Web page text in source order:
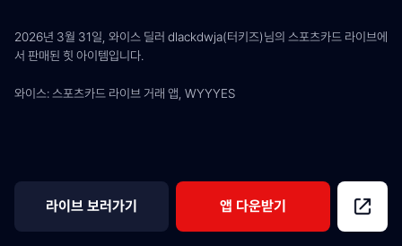
2026년 3월 31일, 와이스 딜러 dlackdwja(터키즈)님의 스포츠카드 라이브에
서 판매된 힛 아이템입니다.
와이스: 스포츠카드 라이브 거래 앱, WYYYES
라이브 보러가기 앱 다운받기